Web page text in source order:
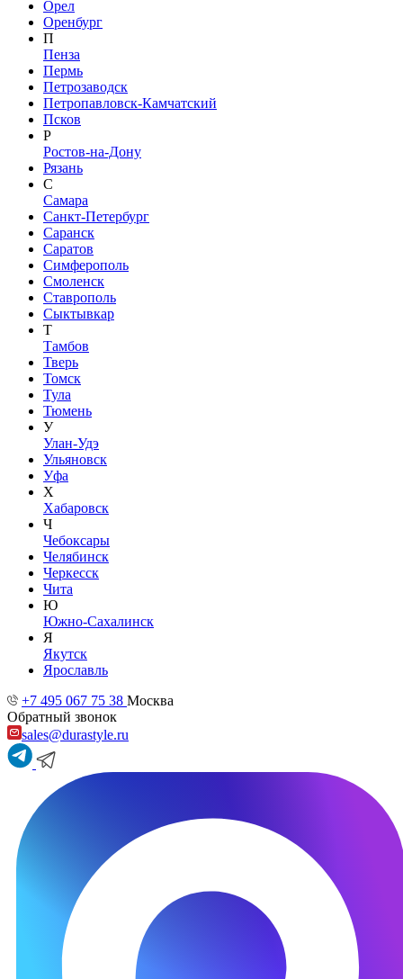
Орел
Оренбург
П
Пенза
Пермь
Петрозаводск
Петропавловск-Камчатский
Псков
Р
Ростов-на-Дону
Рязань
С
Самара
Санкт-Петербург
Саранск
Саратов
Симферополь
Смоленск
Ставрополь
Сыктывкар
Т
Тамбов
Тверь
Томск
Тула
Тюмень
У
Улан-Удэ
Ульяновск
Уфа
Х
Хабаровск
Ч
Чебоксары
Челябинск
Черкесск
Чита
Ю
Южно-Сахалинск
Я
Якутск
Ярославль
+7 495 067 75 38 Москва
Обратный звонок
sales@durastyle.ru